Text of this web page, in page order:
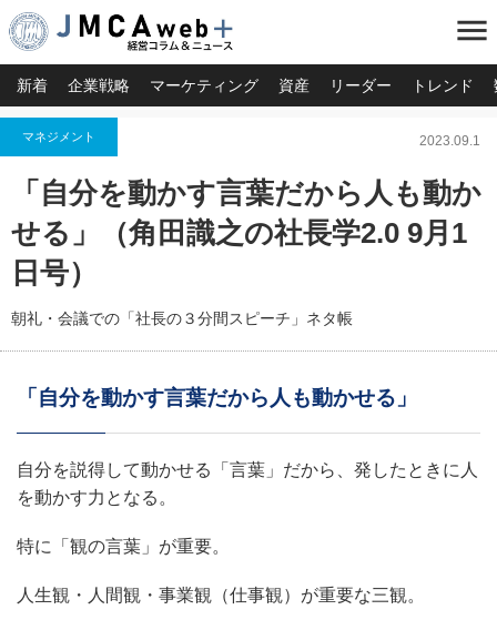
menu
新着 企業戦略 マーケティング 資産 リーダー トレンド
マネジメント 2023.09.1
「自分を動かす言葉だから人も動か
せる」（角田識之の社長学2.0 9月1
日号）
朝礼・会議での「社長の３分間スピーチ」ネタ帳
「自分を動かす言葉だから人も動かせる」
自分を説得して動かせる「言葉」だから、発したときに人
を動かす力となる。
特に「観の言葉」が重要。
人生観・人間観・事業観（仕事観）が重要な三観。